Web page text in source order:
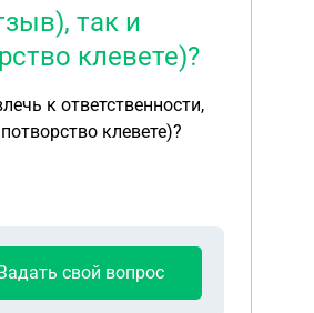
так и
клевете)?
клевете)?
свой вопрос